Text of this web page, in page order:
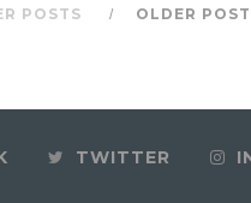
POSTS OLDER
TWITTER